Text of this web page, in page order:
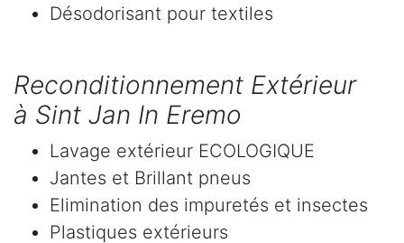
Désodorisant pour textiles
Reconditionnement Extérieur
à Sint Jan In Eremo
Lavage extérieur ECOLOGIQUE
Jantes et Brillant pneus
Elimination des impuretés et insectes
Plastiques extérieurs